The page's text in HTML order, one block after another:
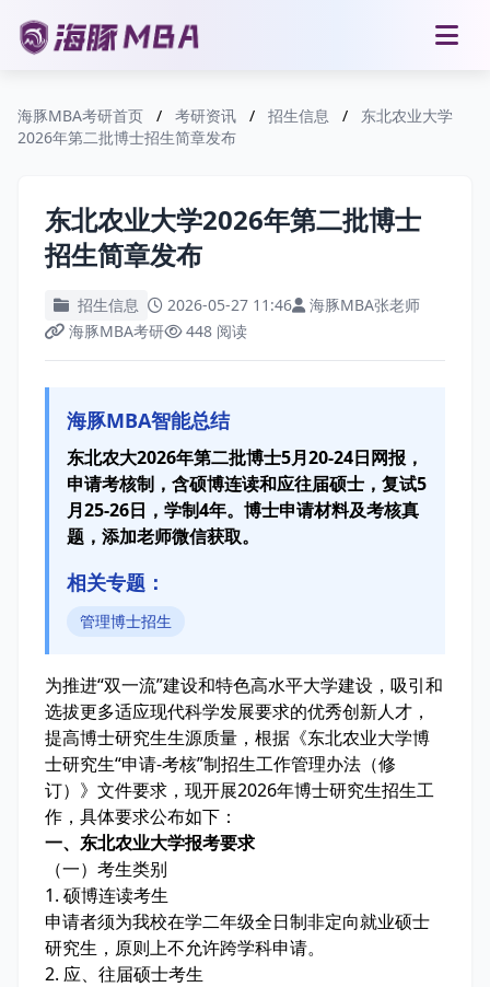
海豚MBA考研首页 / 考研资讯 / 招生信息 /
东北农业大学
2026年第二批博士招生简章发布
东北农业大学2026年第二批博士
招生简章发布
招生信息 2026-05-27 11:46
海豚MBA张老师
海豚MBA考研
448 阅读
海豚MBA智能总结
东北农大2026年第二批博士5月20-24日网报，
申请考核制，含硕博连读和应往届硕士，复试5
月25-26日，学制4年。博士申请材料及考核真
题，添加老师微信获取。
相关专题：
管理博士招生
为推进“双一流”建设和特色高水平大学建设，吸引和
选拔更多适应现代科学发展要求的优秀创新人才，
提高博士研究生生源质量，根据《东北农业大学博
士研究生“申请-考核”制招生工作管理办法（修
订）》文件要求，现开展2026年博士研究生招生工
作，具体要求公布如下：
一、东北农业大学报考要求
（一）考生类别
1. 硕博连读考生
申请者须为我校在学二年级全日制非定向就业硕士
研究生，原则上不允许跨学科申请。
2. 应、往届硕士考生